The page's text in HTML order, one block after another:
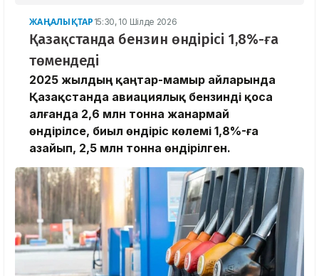
ЖАҢАЛЫҚТАР 15:30, 10 Шілде 2026
Қазақстанда бензин өндірісі 1,8%-ға
төмендеді
2025 жылдың қаңтар-мамыр айларында
Қазақстанда авиациялық бензинді қоса
алғанда 2,6 млн тонна жанармай
өндірілсе, биыл өндіріс көлемі 1,8%-ға
азайып, 2,5 млн тонна өндірілген.